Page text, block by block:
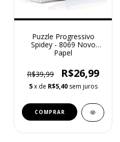
Puzzle Progressivo
Spidey - 8069 Novo
Papel
R$39,99 R$26,99
5 x de R$5,40 sem juros